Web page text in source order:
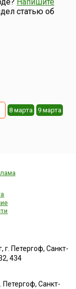
статью об
8 марта 9 марта
г. Петергоф, Санкт-
434
Петергоф, Санкт-